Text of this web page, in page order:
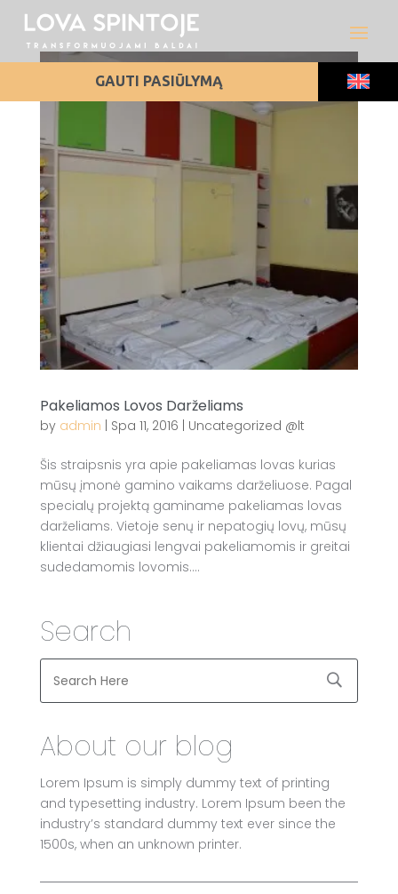
GAUTI PASIŪLYMĄ
Pakeliamos Lovos Darželiams
by admin Spa 11, 2016 Uncategorized @lt
Šis straipsnis yra apie pakeliamas lovas kurias
mūsų įmonė gamino vaikams darželiuose. Pagal
specialų projektą gaminame pakeliamas lovas
darželiams. Vietoje senų ir nepatogių lovų, mūsų
klientai džiaugiasi lengvai pakeliamomis ir greitai
sudedamomis lovomis....
Search
About our blog
Lorem Ipsum is simply dummy text of printing
and typesetting industry. Lorem Ipsum been the
industry’s standard dummy text ever since the
1500s, when an unknown printer.